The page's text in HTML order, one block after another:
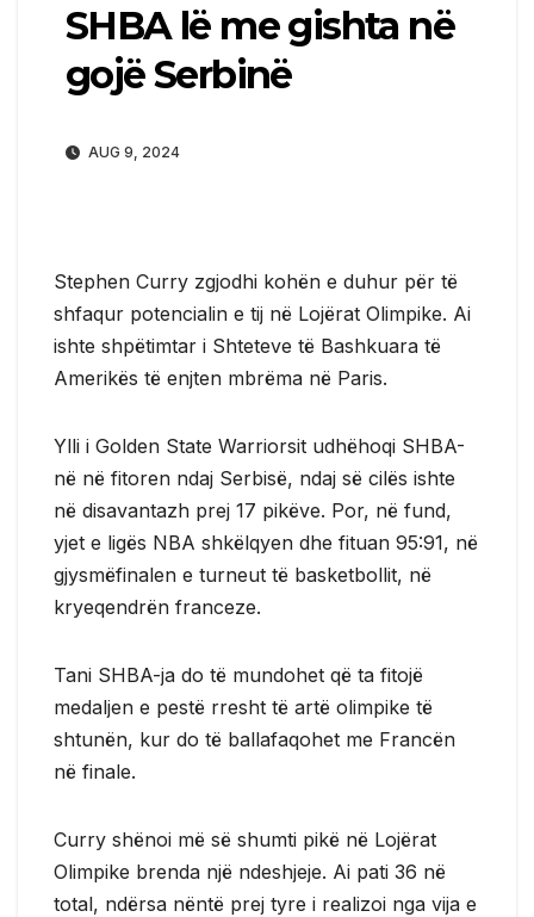
SHBA lë me gishta në
gojë Serbinë
AUG 9, 2024
Stephen Curry zgjodhi kohën e duhur për të
shfaqur potencialin e tij në Lojërat Olimpike. Ai
ishte shpëtimtar i Shteteve të Bashkuara të
Amerikës të enjten mbrëma në Paris.
Ylli i Golden State Warriorsit udhëhoqi SHBA-
në në fitoren ndaj Serbisë, ndaj së cilës ishte
në disavantazh prej 17 pikëve. Por, në fund,
yjet e ligës NBA shkëlqyen dhe fituan 95:91, në
gjysmëfinalen e turneut të basketbollit, në
kryeqendrën franceze.
Tani SHBA-ja do të mundohet që ta fitojë
medaljen e pestë rresht të artë olimpike të
shtunën, kur do të ballafaqohet me Francën
në finale.
Curry shënoi më së shumti pikë në Lojërat
Olimpike brenda një ndeshjeje. Ai pati 36 në
total, ndërsa nëntë prej tyre i realizoi nga vija e